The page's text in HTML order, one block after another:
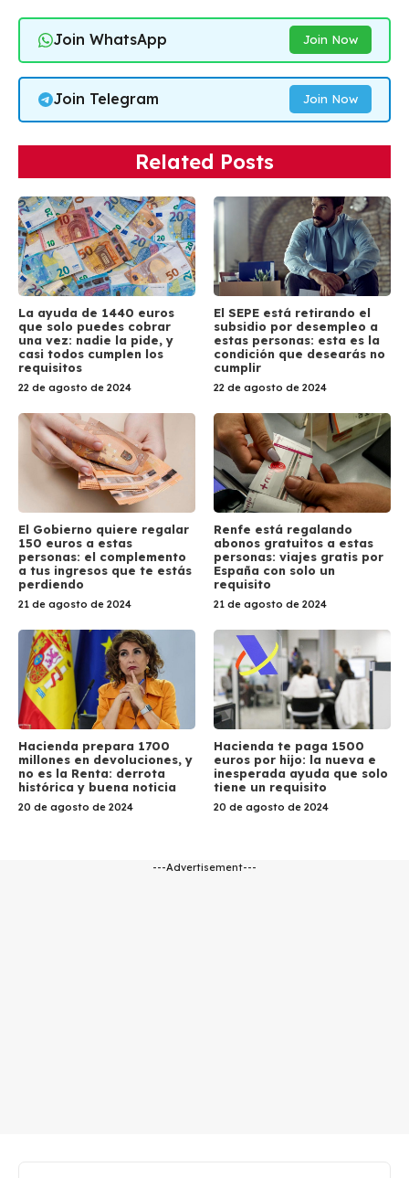
Join WhatsApp Join Now
Join Telegram Join Now
Related Posts
La ayuda de 1440 euros
que solo puedes cobrar
una vez: nadie la pide, y
casi todos cumplen los
requisitos
22 de agosto de 2024
El SEPE está retirando el
subsidio por desempleo a
estas personas: esta es la
condición que desearás no
cumplir
22 de agosto de 2024
El Gobierno quiere regalar
150 euros a estas
personas: el complemento
a tus ingresos que te estás
perdiendo
21 de agosto de 2024
Renfe está regalando
abonos gratuitos a estas
personas: viajes gratis por
España con solo un
requisito
21 de agosto de 2024
Hacienda prepara 1700
millones en devoluciones, y
no es la Renta: derrota
histórica y buena noticia
20 de agosto de 2024
Hacienda te paga 1500
euros por hijo: la nueva e
inesperada ayuda que solo
tiene un requisito
20 de agosto de 2024
---Advertisement---